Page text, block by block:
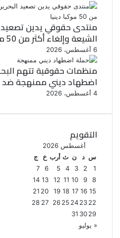
منتدى حقوقي يدين
الشيعة وإلغاء أكثر من 50 موكبا دينيا
6 أغسطس، 2026
منظمات حقوقية تتهم
اضطهاد ديني ممنهجة ضد
4 أغسطس، 2026
التقويم
أغسطس 2026
س د ن ث أرب خ
ج
1
2
3
4
5
6
7
8
9
10
11
12
13
14
15
16
17
18
19
20
21
22
23
24
25
26
27
28
29
30
31
« يوليو